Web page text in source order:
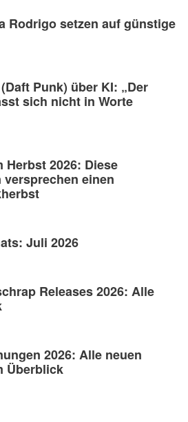
Rodrigo setzen auf günstige
Punk) über KI: „Der
sich nicht in Worte
Herbst 2026: Diese
einen
Juli 2026
Releases 2026: Alle
2026: Alle neuen
Überblick